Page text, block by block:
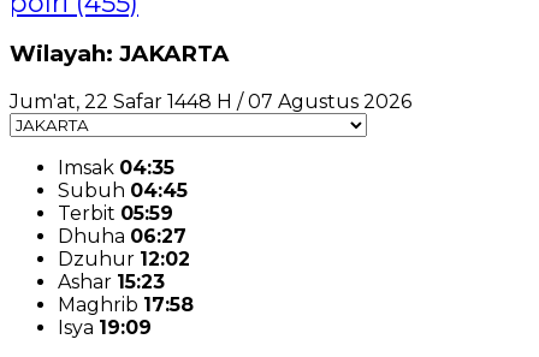
Wilayah: JAKARTA
Jum'at, 22 Safar 1448 H / 07 Agustus 2026
Imsak 04:35
Subuh 04:45
Terbit 05:59
Dhuha 06:27
Dzuhur 12:02
Ashar 15:23
Maghrib 17:58
Isya 19:09